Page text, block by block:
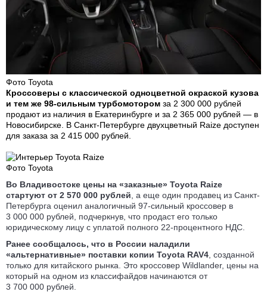
Фото Toyota
Кроссоверы с классической одноцветной окраской кузова
и тем же 98-сильным турбомотором за 2 300 000 рублей
продают из наличия в Екатеринбурге и за 2 365 000 рублей — в
Новосибирске. В Санкт-Петербурге двухцветный Raize доступен
для заказа за 2 415 000 рублей.
Фото Toyota
Во Владивостоке цены на «заказные» Toyota Raize
стартуют от 2 570 000 рублей , а еще один продавец из Санкт-
Петербурга оценил аналогичный 97-сильный кроссовер в
3 000 000 рублей, подчеркнув, что продаст его только
юридическому лицу с уплатой полного 22-процентного НДС.
Ранее сообщалось, что в России наладили
«альтернативные» поставки копии Toyota RAV4 , созданной
только для китайского рынка. Это кроссовер Wildlander, цены на
который на одном из классифайдов начинаются от
3 700 000 рублей.